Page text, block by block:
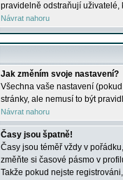
pravidelně odstraňují uživatelé,
Návrat nahoru
Jak změním svoje nastavení?
Všechna vaše nastavení
stránky, ale nemusí to být
Návrat nahoru
Časy jsou špatně!
Časy jsou téměř vždy v
změňte si časové pásmo v
Takže pokud nejste